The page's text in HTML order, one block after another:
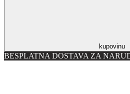
kupovinu
BESPLATNA DOSTAVA ZA